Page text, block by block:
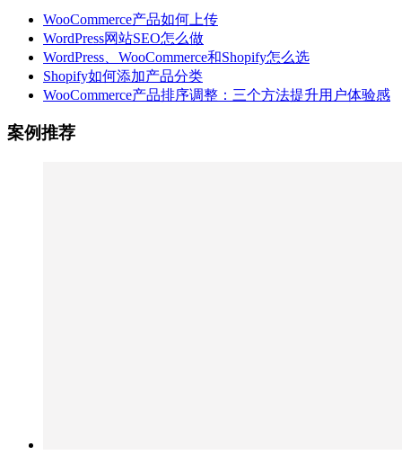
WooCommerce产品如何上传
WordPress网站SEO怎么做
WordPress、WooCommerce和Shopify怎么选
Shopify如何添加产品分类
WooCommerce产品排序调整：三个方法提升用户体验感
案例推荐